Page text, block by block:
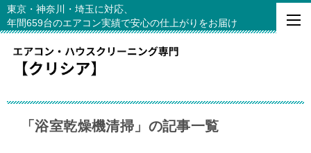
東京・神奈川・埼玉に対応、
年間659台のエアコン実績で安心の仕上がりをお届け
「浴室乾燥機清掃」の記事一覧